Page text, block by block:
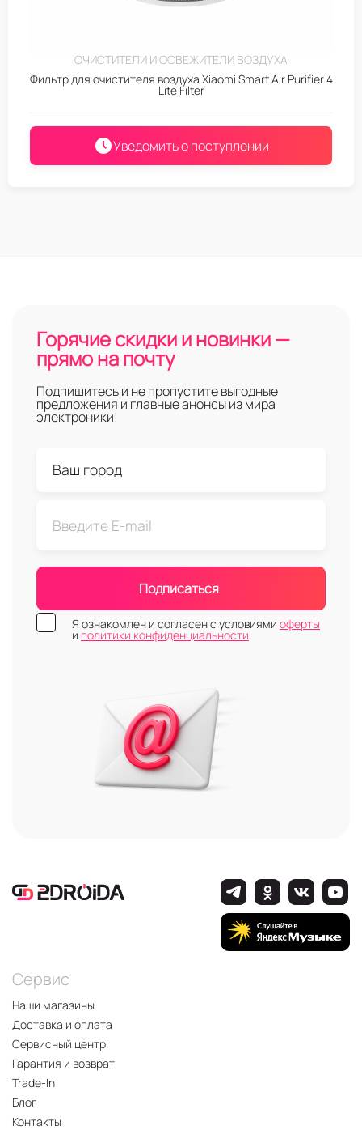
ОЧИСТИТЕЛИ И ОСВЕЖИТЕЛИ ВОЗДУХА
Фильтр для очистителя воздуха Xiaomi Smart Air Purifier 4
Lite Filter
Уведомить о поступлении
Горячие скидки и новинки —
прямо на почту
Подпишитесь и не пропустите выгодные
предложения и главные анонсы из мира
электроники!
Подписаться
Я ознакомлен и согласен с условиями оферты
и политики конфиденциальности
Сервис
Наши магазины
Доставка и оплата
Сервисный центр
Гарантия и возврат
Trade-In
Блог
Контакты